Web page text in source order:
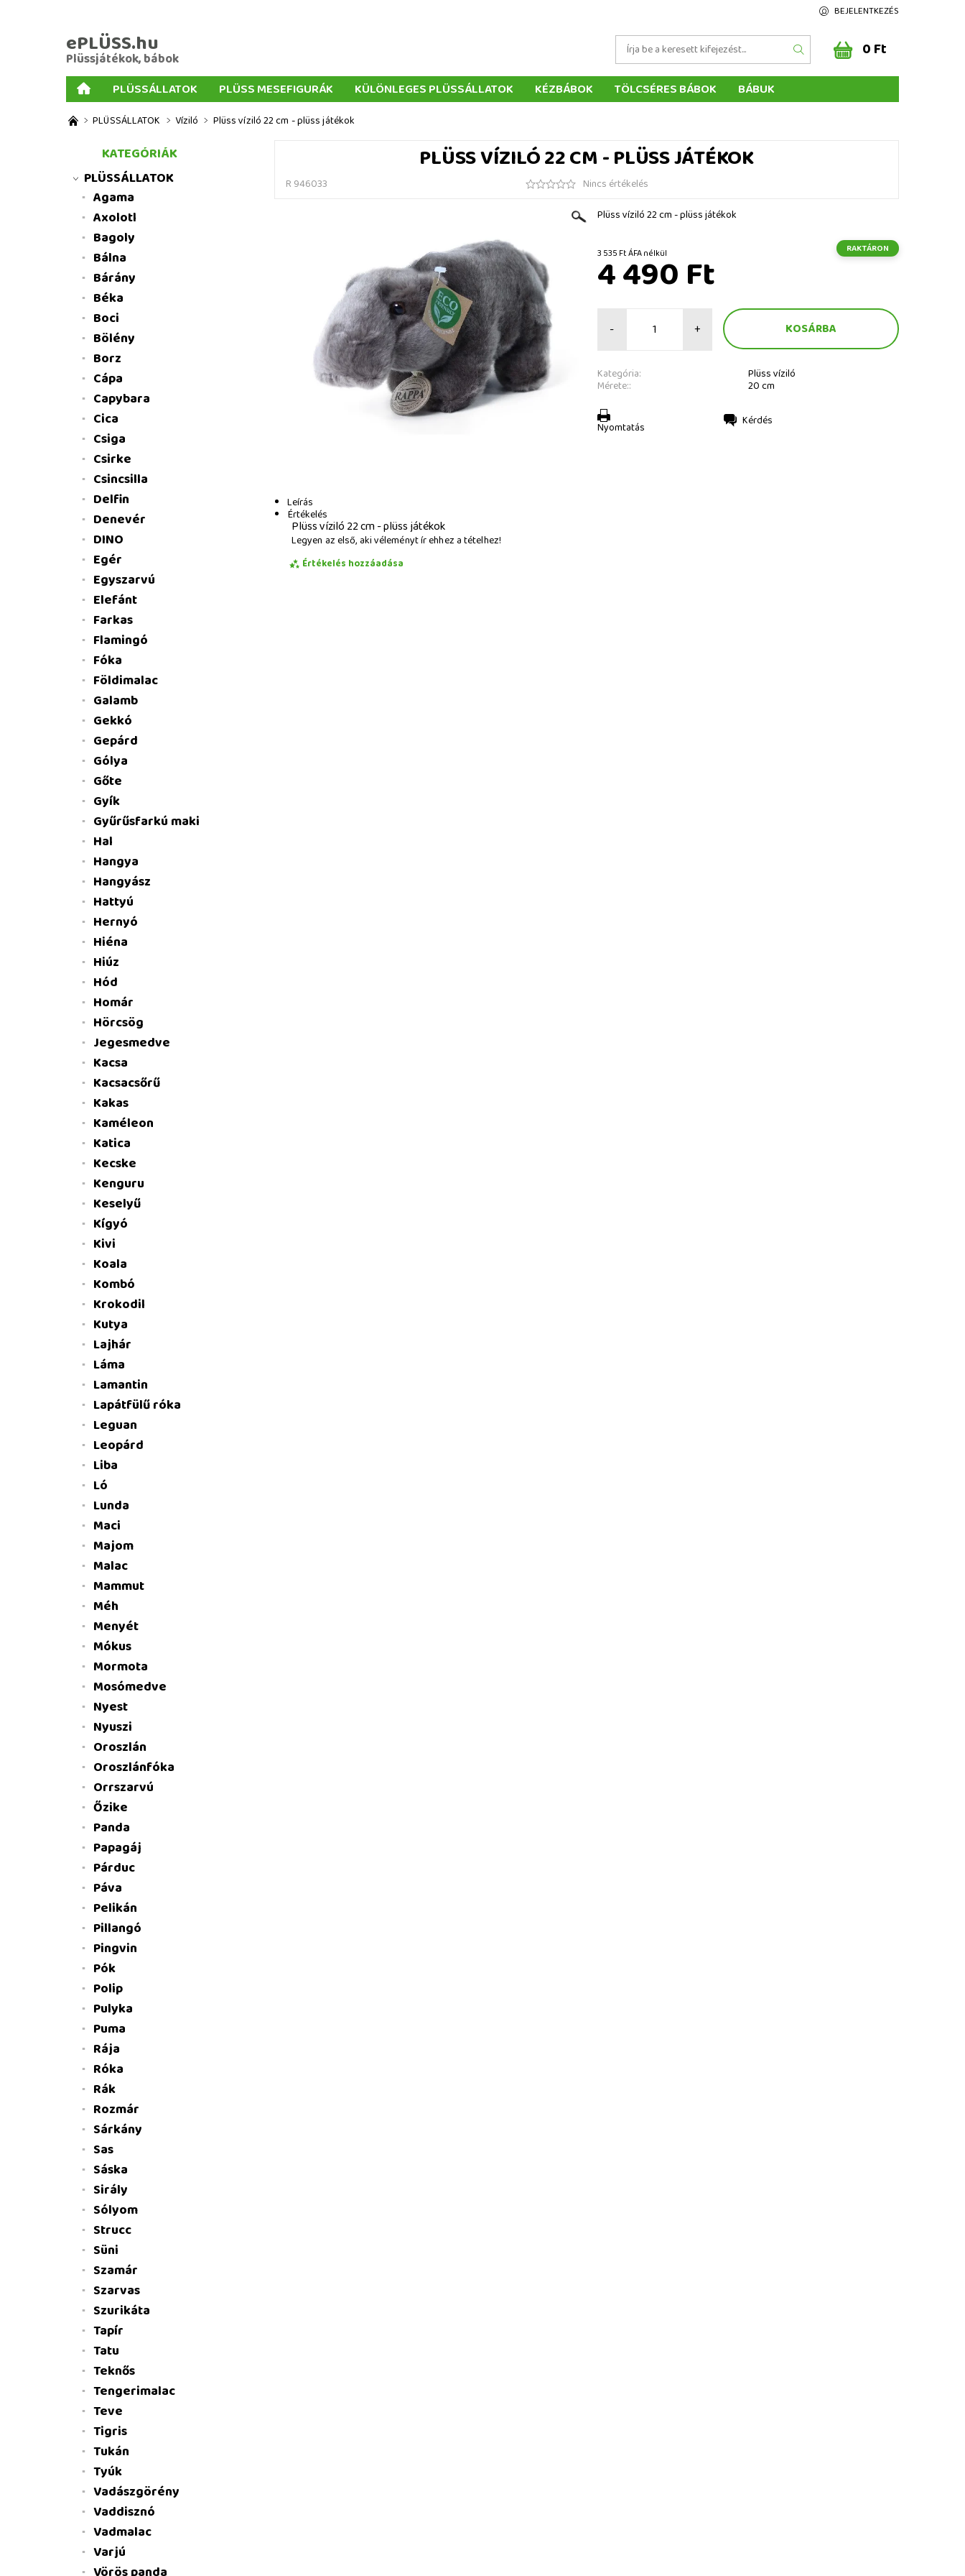
BEJELENTKEZÉS
ePLÜSS.hu
Plüssjátékok, bábok 0 Ft
PLÜSSÁLLATOK PLÜSS MESEFIGURÁK KÜLÖNLEGES PLÜSSÁLLATOK KÉZBÁBOK TÖLCSÉRES BÁBOK
BÁBUK
AJÁNDÉKOK PLÜSSÖKHÖZ
MENNYISÉGI KEDVEZMÉNYEK
ÜZLETI FELTÉTELEK
PLÜSSÁLLATOK Víziló Plüss víziló 22 cm - plüss játékok
PLÜSS VÍZILÓ 22 CM - PLÜSS JÁTÉKOK
R 946033
Nincs értékelés
Plüss víziló 22 cm - plüss játékok
3 535 Ft ÁFA nélkül RAKTÁRON
4 490 Ft
- +
Kategória: Plüss víziló
Mérete:: 20 cm
Nyomtatás Kérdés
Leírás
Értékelés
Plüss víziló 22 cm - plüss játékok
Legyen az első, aki véleményt ír ehhez a tételhez!
Értékelés hozzáadása
KATEGÓRIÁK
PLÜSSÁLLATOK
Agama
Axolotl
Bagoly
Bálna
Bárány
Béka
Boci
Bölény
Borz
Cápa
Capybara
Cica
Csiga
Csirke
Csincsilla
Delfin
Denevér
DINO
Egér
Egyszarvú
Elefánt
Farkas
Flamingó
Fóka
Földimalac
Galamb
Gekkó
Gepárd
Gólya
Gőte
Gyík
Gyűrűsfarkú maki
Hal
Hangya
Hangyász
Hattyú
Hernyó
Hiéna
Hiúz
Hód
Homár
Hörcsög
Jegesmedve
Kacsa
Kacsacsőrű
Kakas
Kaméleon
Katica
Kecske
Kenguru
Keselyű
Kígyó
Kivi
Koala
Kombó
Krokodil
Kutya
Lajhár
Láma
Lamantin
Lapátfülű róka
Leguan
Leopárd
Liba
Ló
Lunda
Maci
Majom
Malac
Mammut
Méh
Menyét
Mókus
Mormota
Mosómedve
Nyest
Nyuszi
Oroszlán
Oroszlánfóka
Orrszarvú
Őzike
Panda
Papagáj
Párduc
Páva
Pelikán
Pillangó
Pingvin
Pók
Polip
Pulyka
Puma
Rája
Róka
Rák
Rozmár
Sárkány
Sas
Sáska
Sirály
Sólyom
Strucc
Süni
Szamár
Szarvas
Szurikáta
Tapír
Tatu
Teknős
Tengerimalac
Teve
Tigris
Tukán
Tyúk
Vadászgörény
Vaddisznó
Vadmalac
Varjú